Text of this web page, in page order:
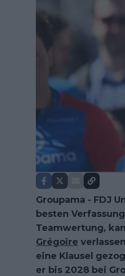
Groupama - FDJ
besten
Teamwertung,
Grégoire
eine Klausel
er bis 2028 bei